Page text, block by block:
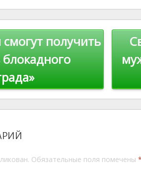
A
p
p
e u st
n
k
получить
Обязательные поля помечены *